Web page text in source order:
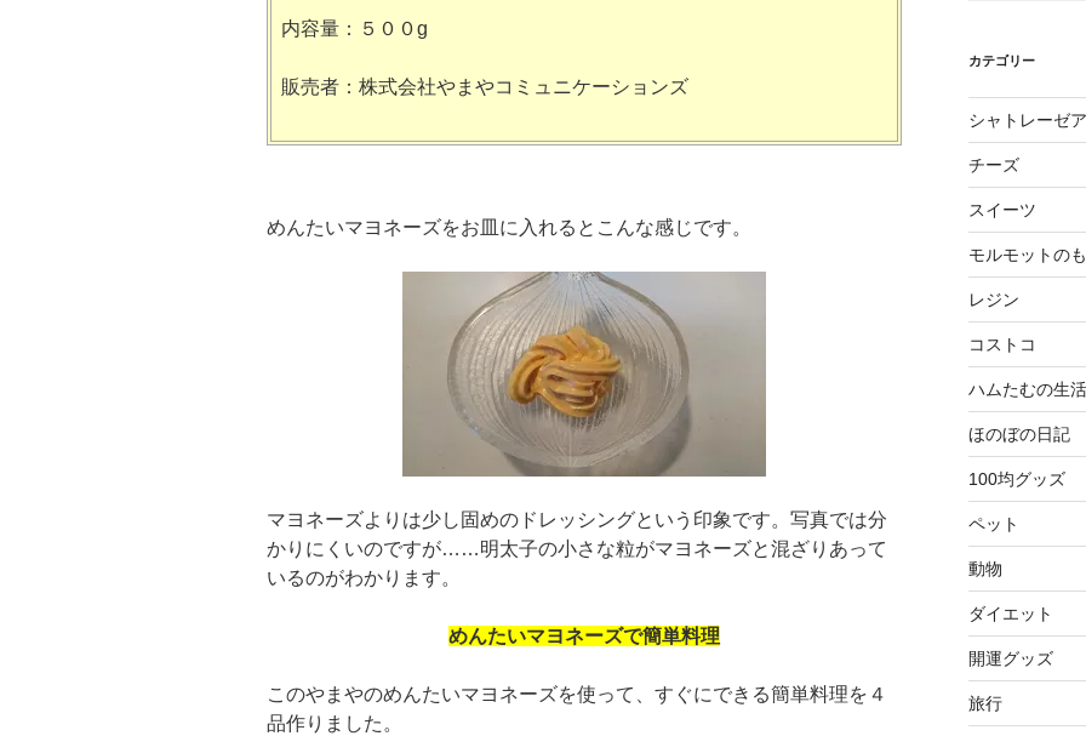
内容量：５００g
販売者：株式会社やまやコミュニケーションズ
めんたいマヨネーズをお皿に入れるとこんな感じです。
マヨネーズよりは少し固めのドレッシングという印象です。写真では分
かりにくいのですが……明太子の小さな粒がマヨネーズと混ざりあって
いるのがわかります。
めんたいマヨネーズで簡単料理
このやまやのめんたいマヨネーズを使って、すぐにできる簡単料理を４
品作りました。
カテゴリー
シャトレーゼ
チーズ
スイーツ
モルモットの
レジン
コストコ
ハムたむの生活
ほのぼの日記
100均グッズ
ペット
動物
ダイエット
開運グッズ
旅行